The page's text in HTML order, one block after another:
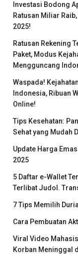
Investasi Bodong
Ratusan Miliar
2025!
Ratusan Rekening
Paket, Modus
Mengguncang
Waspada!
Indonesia, Ribuan
Online!
Tips Kesehatan:
Sehat yang Mudah
Update Harga
2025
5 Daftar e-Wallet
Terlibat Judol.
7 Tips Memilih
Cara Pembuatan
Viral Video
Korban Meninggal